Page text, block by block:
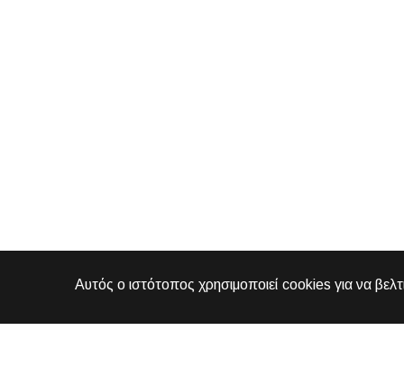
Αυτός ο ιστότοπος χρησιμοποιεί cookies για να